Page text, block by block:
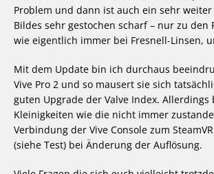
Problem und dann ist auch ein sehr weiter
Bildes sehr gestochen scharf – nur zu den
wie eigentlich immer bei Fresnell-Linsen,
Mit dem Update bin ich durchaus
Vive Pro 2 und so mausert sie sich
guten Upgrade der Valve Index. Allerdings
Kleinigkeiten wie die nicht immer
Verbindung der Vive Console zum
(siehe Test) bei Änderung der Auflösung.